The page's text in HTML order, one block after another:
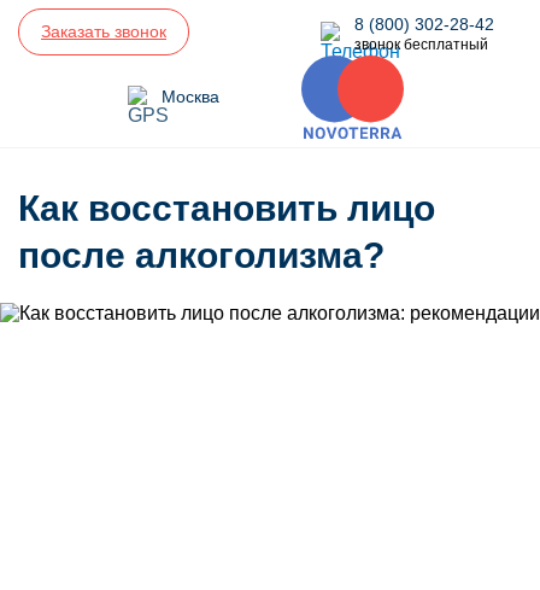
8 (800) 302-28-42
звонок бесплатный
Заказать звонок
Москва
Как восстановить лицо
после алкоголизма?